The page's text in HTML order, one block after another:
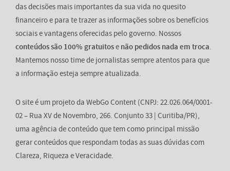
das decisões mais importantes da sua vida no quesito
financeiro e para te trazer as informações sobre os benefícios
sociais e vantagens oferecidas pelo governo. Nossos
conteúdos são 100% gratuitose não pedidos nada em troca.
Mantemos nosso time de jornalistas sempre atentos para que
a informação esteja sempre atualizada.
O site é um projeto da WebGo Content (CNPJ: 22.026.064/0001-
02 – Rua XV de Novembro, 266. Conjunto 33 | Curitiba/PR),
uma agência de conteúdo que tem como principal missão
gerar conteúdos que respondam todas as suas dúvidas com
Clareza, Riqueza e Veracidade.